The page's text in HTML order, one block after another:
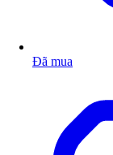
Đã mua